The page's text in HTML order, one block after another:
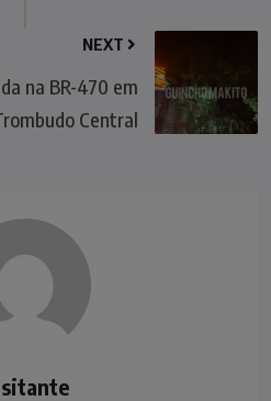
NEXT
na BR-470 em
Central